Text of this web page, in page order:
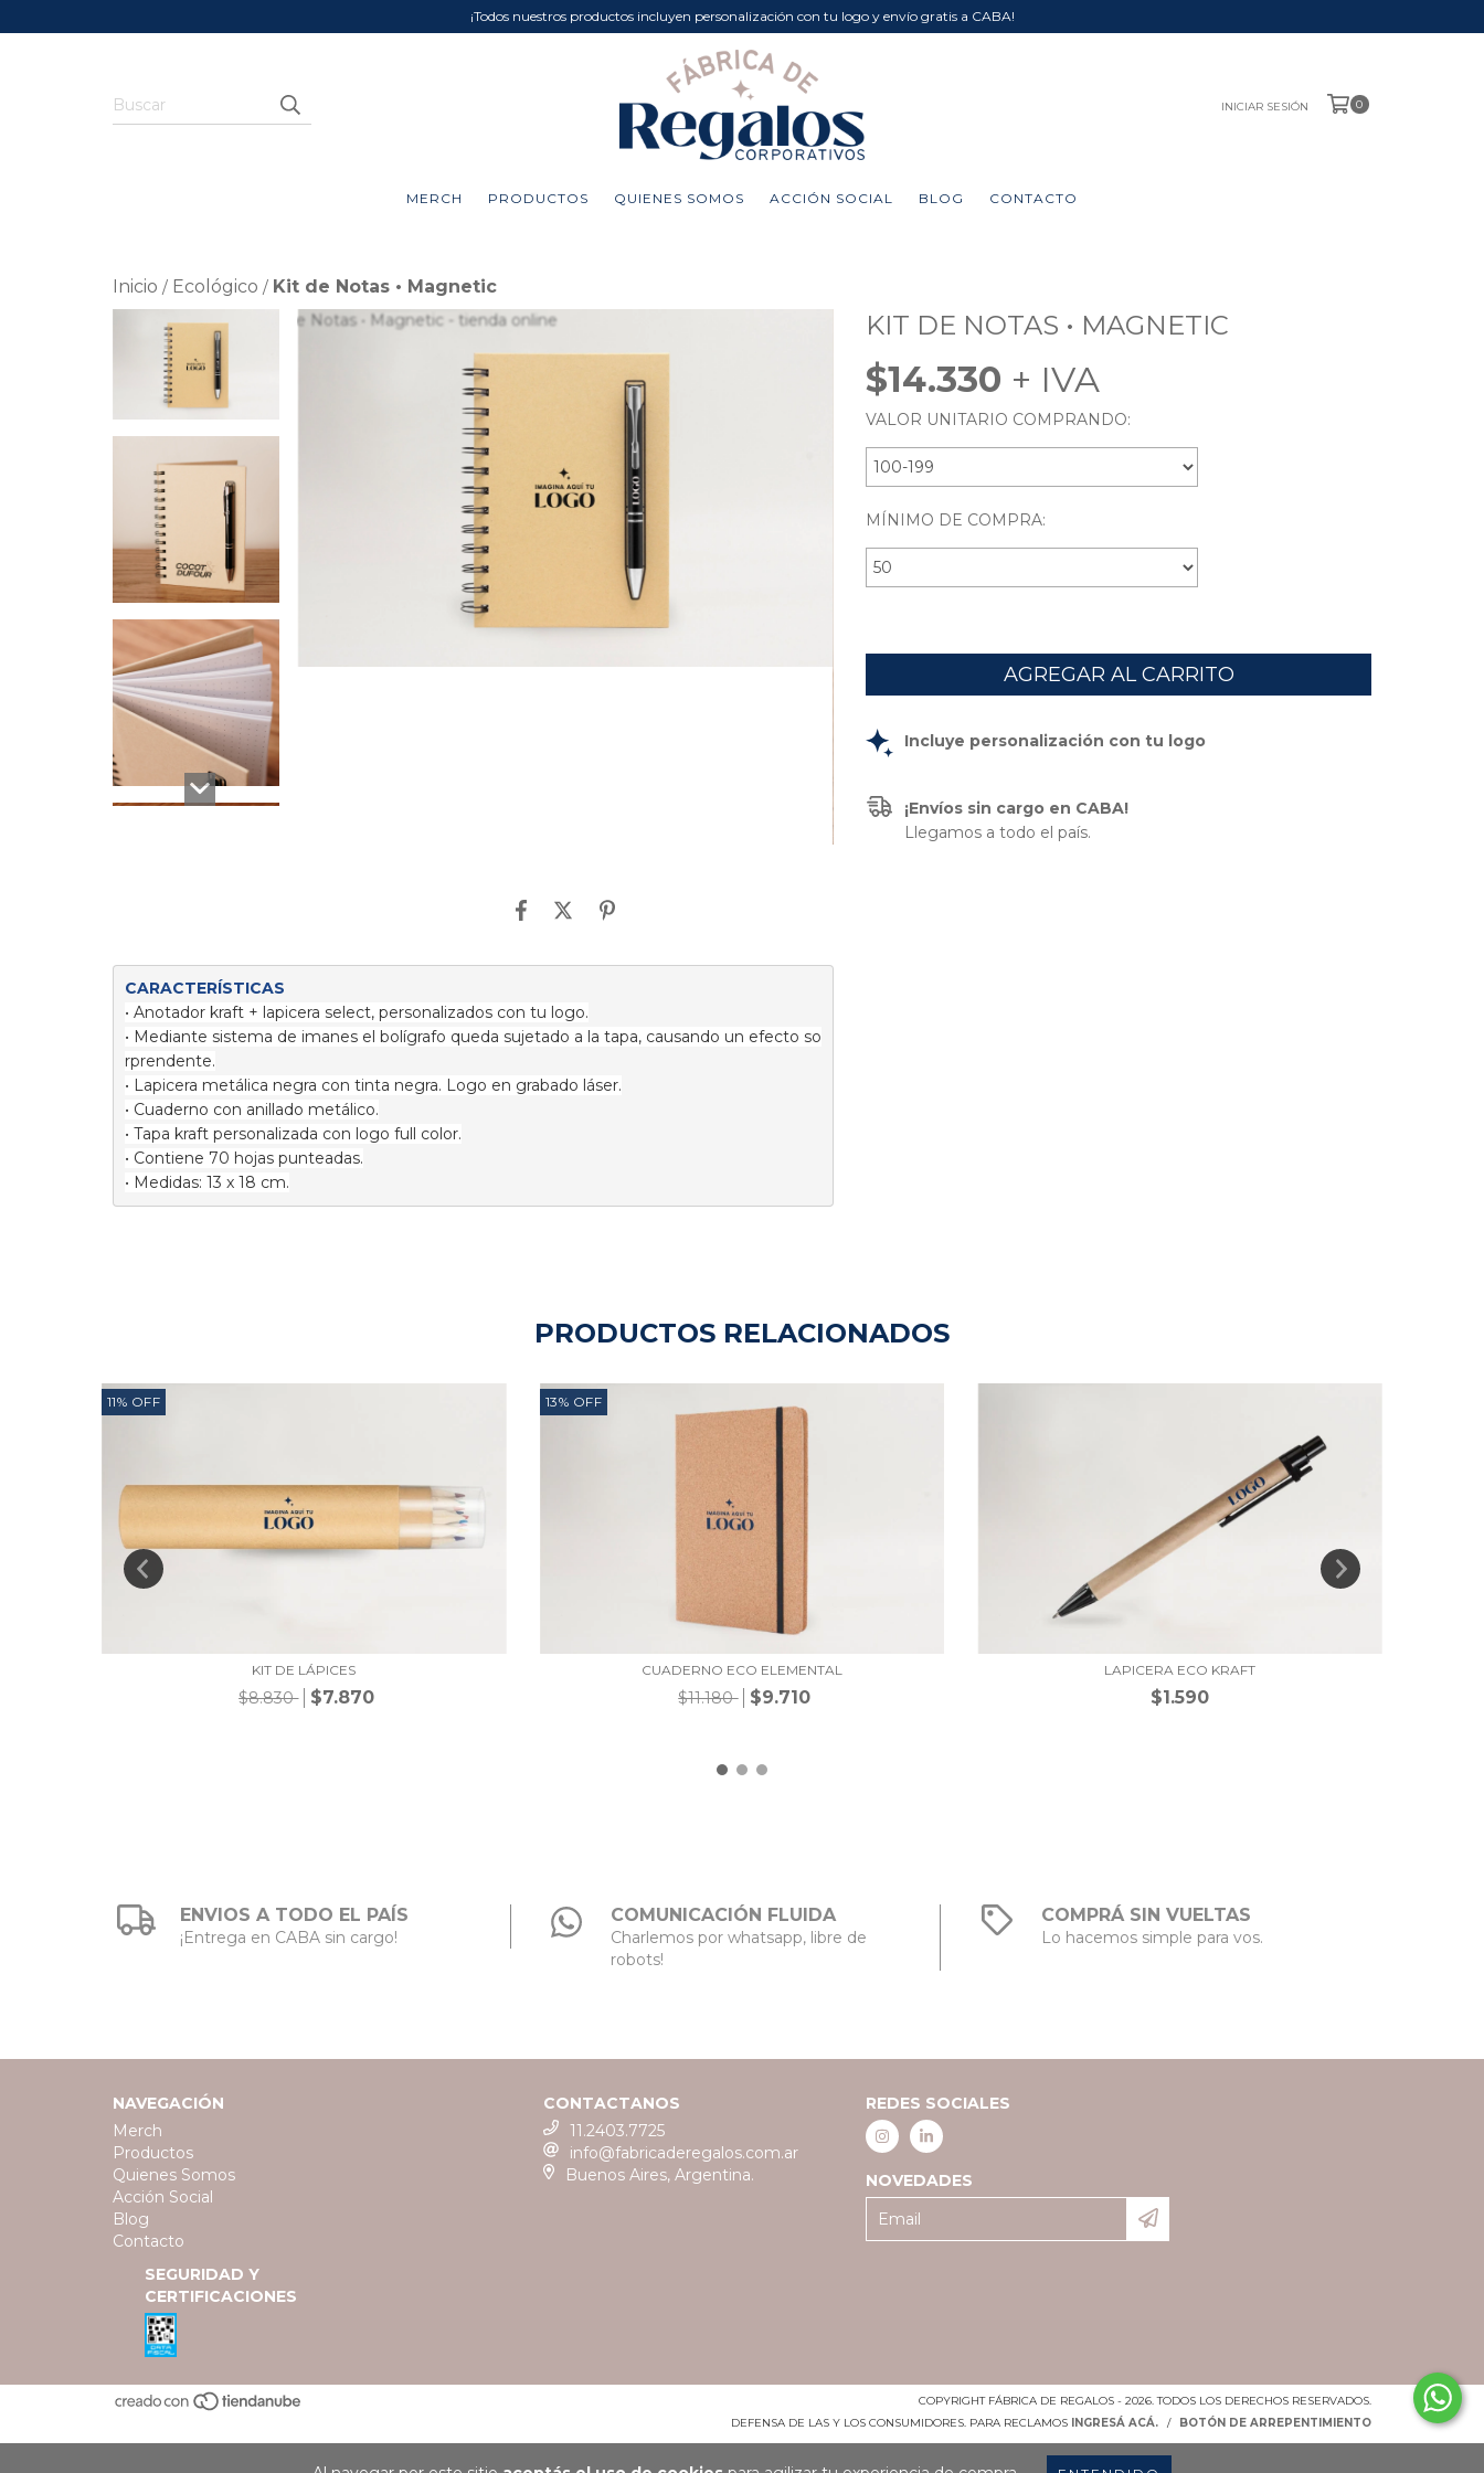
¡Todos nuestros productos incluyen personalización con tu logo y envío gratis a CABA!
INICIAR SESIÓN 0
MERCH PRODUCTOS QUIENES SOMOS ACCIÓN SOCIAL BLOG CONTACTO
Inicio / Ecológico / Kit de Notas • Magnetic
CARACTERÍSTICAS
• Anotador kraft + lapicera select, personalizados con tu logo.
• Mediante sistema de imanes el bolígrafo queda sujetado a la tapa, causando un efecto so
rprendente.
• Lapicera metálica negra con tinta negra. Logo en grabado láser.
• Cuaderno con anillado metálico.
• Tapa kraft personalizada con logo full color.
• Contiene 70 hojas punteadas.
• Medidas: 13 x 18 cm.
KIT DE NOTAS • MAGNETIC
$14.330
VALOR UNITARIO COMPRANDO:
MÍNIMO DE COMPRA:
Incluye personalización con tu logo
¡Envíos sin cargo en CABA!
Llegamos a todo el país.
PRODUCTOS RELACIONADOS
11% OFF
KIT DE LÁPICES
$8.830 $7.870
13% OFF
CUADERNO ECO ELEMENTAL
$11.180 $9.710
LAPICERA ECO KRAFT
$1.590
ENVIOS A TODO EL PAÍS
¡Entrega en CABA sin cargo!
COMUNICACIÓN FLUIDA
Charlemos por whatsapp, libre de
robots!
COMPRÁ SIN VUELTAS
Lo hacemos simple para vos.
NAVEGACIÓN
Merch
Productos
Quienes Somos
Acción Social
Blog
Contacto
CONTACTANOS
11.2403.7725
info@fabricaderegalos.com.ar
Buenos Aires, Argentina.
REDES SOCIALES
NOVEDADES
SEGURIDAD Y
CERTIFICACIONES
COPYRIGHT FÁBRICA DE REGALOS - 2026. TODOS LOS DERECHOS RESERVADOS.
DEFENSA DE LAS Y LOS CONSUMIDORES. PARA RECLAMOS
INGRESÁ ACÁ. / BOTÓN DE ARREPENTIMIENTO